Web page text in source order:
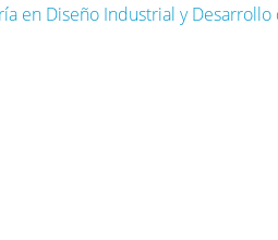
en Diseño Industrial y Desarrollo